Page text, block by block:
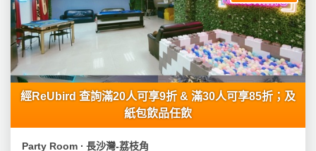
經ReUbird 查詢滿20人可享9折 & 滿30人可享85折；及
紙包飲品任飲
Party Room ∙ 長沙灣-荔枝角